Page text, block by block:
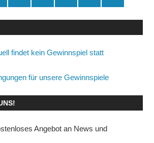
findet kein Gewinnspiel statt
für unsere Gewinnspiele
Angebot an News und